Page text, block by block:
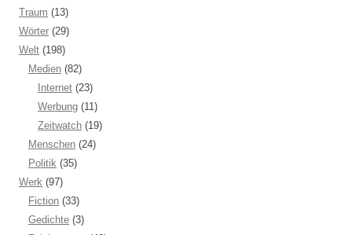
Traum (13)
Wörter (29)
Welt (198)
Medien (82)
Internet (23)
Werbung (11)
Zeitwatch (19)
Menschen (24)
Politik (35)
Werk (97)
Fiction (33)
Gedichte (3)